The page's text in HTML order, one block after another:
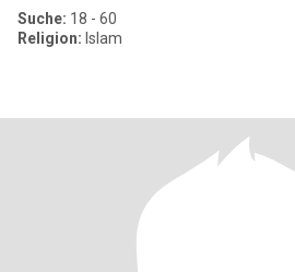
Suche: 18 - 60
Religion: Islam